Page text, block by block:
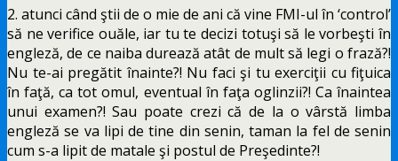
2. atunci când ştii de o mie de ani că vine FMI-ul în ‘control’
să ne verifice ouăle, iar tu te decizi totuşi să le vorbeşti în
engleză, de ce naiba durează atât de mult să legi o frază?!
Nu te-ai pregătit înainte?! Nu faci şi tu exerciţii cu fiţuica
în faţă, ca tot omul, eventual în faţa oglinzii?! Ca înaintea
unui examen?! Sau poate crezi că de la o vârstă limba
engleză se va lipi de tine din senin, taman la fel de senin
cum s-a lipit de matale şi postul de Preşedinte?!